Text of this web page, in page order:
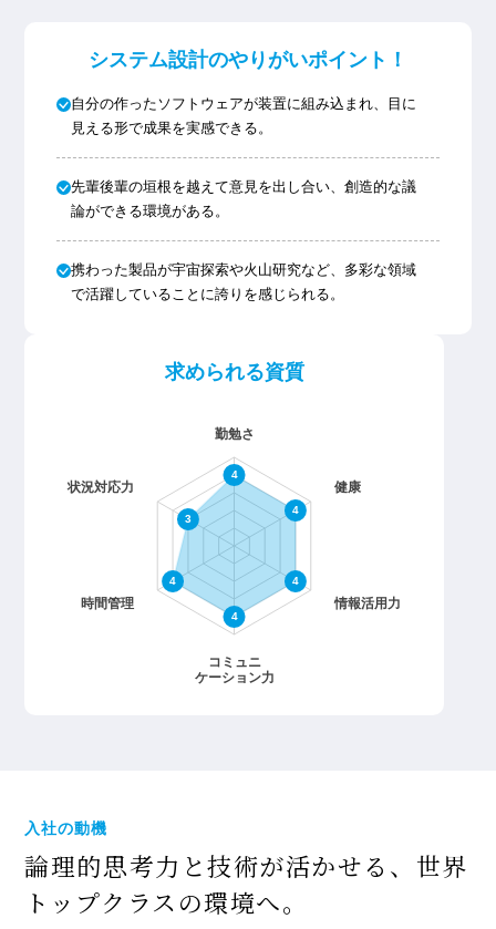
システム設計のやりがいポイント！
自分の作ったソフトウェアが装置に組み込まれ、目に
見える形で成果を実感できる。
先輩後輩の垣根を越えて意見を出し合い、創造的な議
論ができる環境がある。
携わった製品が宇宙探索や火山研究など、多彩な領域
で活躍していることに誇りを感じられる。
求められる資質
入社の動機
論理的思考力と技術が活かせる、世界
トップクラスの環境へ。